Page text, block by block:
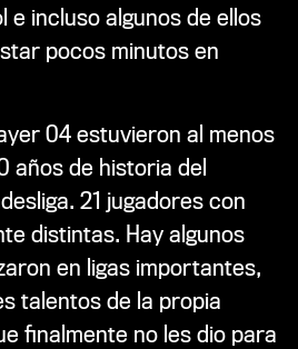
e incluso algunos de ellos
pocos minutos en
04 estuvieron al menos
años de historia del
21 jugadores con
distintas. Hay algunos
en ligas importantes,
talentos de la propia
finalmente no les dio para